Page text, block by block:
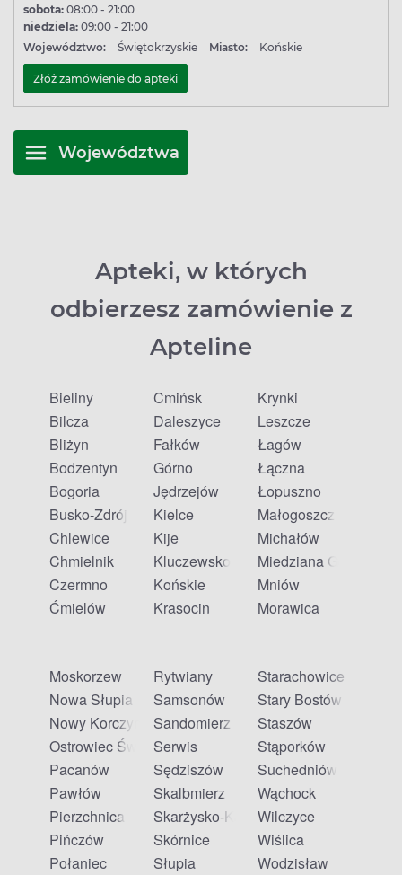
sobota: 08:00 - 21:00
niedziela: 09:00 - 21:00
Województwo:
Świętokrzyskie Miasto: Końskie
Złóż zamówienie do apteki
Województwa
Apteki, w których
odbierzesz zamówienie z
Apteline
Bieliny
Bilcza
Bliżyn
Bodzentyn
Bogoria
Busko-Zdrój
Chlewice
Chmielnik
Czermno
Ćmielów
Ćmińsk
Daleszyce
Fałków
Górno
Jędrzejów
Kielce
Kije
Kluczewsko
Końskie
Krasocin
Krynki
Leszcze
Łagów
Łączna
Łopuszno
Małogoszcz
Michałów
Miedziana Góra
Mniów
Morawica
Moskorzew
Nowa Słupia
Nowy Korczyn
Ostrowiec Świętokrzyski
Pacanów
Pawłów
Pierzchnica
Pińczów
Połaniec
Rytwiany
Samsonów
Sandomierz
Serwis
Sędziszów
Skalbmierz
Skarżysko-Kamienna
Skórnice
Słupia
Starachowice
Stary Bostów
Staszów
Stąporków
Suchedniów
Wąchock
Wilczyce
Wiślica
Wodzisław